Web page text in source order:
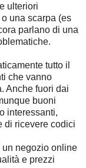
ulteriori
una scarpa (es
parlano di una
tutto il
che vanno
Anche fuori dai
buoni
interessanti,
di ricevere codici
un negozio online
e prezzi